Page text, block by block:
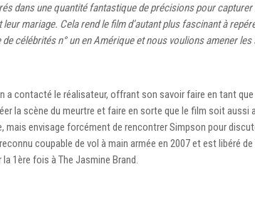
dans une quantité fantastique de précisions pour capturer
mariage. Cela rend le film d’autant plus fascinant à
célébrités n° un en Amérique et nous voulions amener
a contacté le réalisateur, offrant son savoir faire en tant
la scène du meurtre et faire en sorte que le film soit aussi
envisage forcément de rencontrer Simpson pour
coupable de vol à main armée en 2007 et est libéré
1ère fois à The Jasmine Brand.